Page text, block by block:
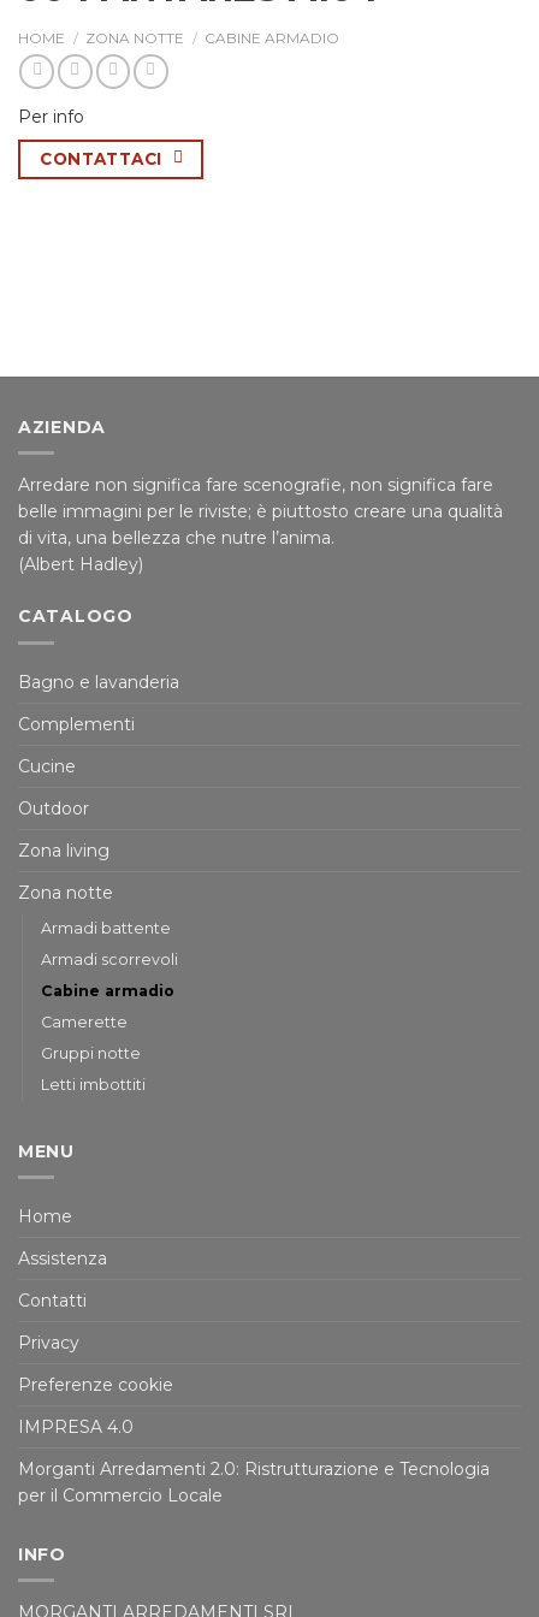
HOME / ZONA NOTTE / CABINE ARMADIO
Per info
CONTATTACI
AZIENDA
Arredare non significa fare scenografie, non significa fare
belle immagini per le riviste; è piuttosto creare una qualità
di vita, una bellezza che nutre l’anima.
(Albert Hadley)
CATALOGO
Bagno e lavanderia
Complementi
Cucine
Outdoor
Zona living
Zona notte
Armadi battente
Armadi scorrevoli
Cabine armadio
Camerette
Gruppi notte
Letti imbottiti
MENU
Home
Assistenza
Contatti
Privacy
Preferenze cookie
IMPRESA 4.0
Morganti Arredamenti 2.0: Ristrutturazione e Tecnologia
per il Commercio Locale
INFO
MORGANTI ARREDAMENTI SRL